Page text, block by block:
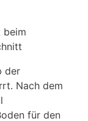
beim
der
Nach dem
für den